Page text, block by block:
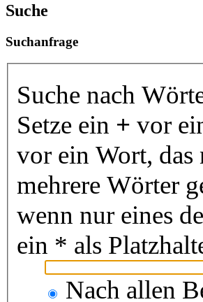
Suche
Suchanfrage
Suche nach
Setze ein + vor
vor ein Wort, das
mehrere Wörter
wenn nur eines
ein * als
Nach allen